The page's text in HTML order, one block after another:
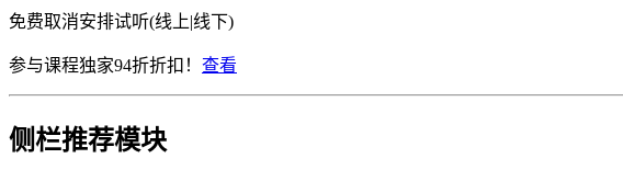
免费取消安排试听(线上|线下)
参与课程独家94折折扣！ 查看
侧栏推荐模块